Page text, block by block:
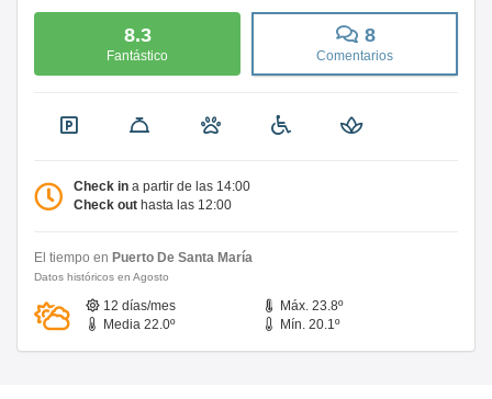
8.3
Fantástico
8
Comentarios
Check in a partir de las 14:00
Check out hasta las 12:00
El tiempo en Puerto De Santa María
Datos históricos en Agosto
12 días/mes
Máx. 23.8º
Media 22.0º
Mín. 20.1º